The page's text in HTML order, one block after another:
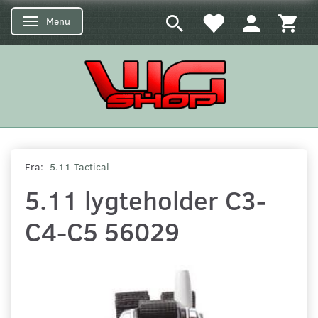
Skifte navigation
Menu
Fra: 5.11 Tactical
5.11 lygteholder C3-
C4-C5 56029